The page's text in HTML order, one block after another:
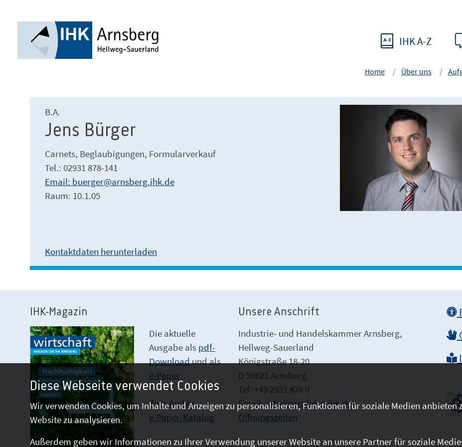
IHK A-Z
Home Über uns
B.A.
Jens Bürger
Carnets, Beglaubigungen, Formularverkauf
Tel.: 02931 878-141
Email: buerger@arnsberg.ihk.de
Raum: 10.1.05
Kontaktdaten herunterladen
IHK-Magazin
Die aktuelle
Ausgabe als pdf-
Downloadund als
e-Paper
Zum Archiv
e-Paper-Katalog
Unsere Anschrift
Industrie- und Handelskammer Arnsberg,
Hellweg-Sauerland
Königstraße 18-20
D 59821 Arnsberg
Tel: +49 2931 878 0
Email:info@arnsberg.ihk.de
Öffnungszeiten
Diese Webseite verwendet Cookies
Wir verwenden Cookies, um Inhalte und Anzeigen zu personalisieren, Funktionen für soziale Medien
Website zu analysieren.
Außerdem geben wir Informationen zu Ihrer Verwendung unserer Website an unsere Partner für soziale